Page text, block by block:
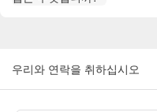
우리와 연락을 취하십시오